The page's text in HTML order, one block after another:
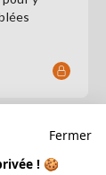
Fermer
! 🍪